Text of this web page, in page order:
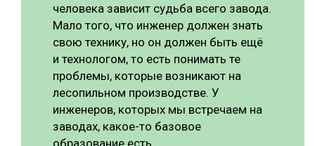
человека зависит судьба всего завода.
Мало того, что инженер должен знать
свою технику, но он должен быть ещё
и технологом, то есть понимать те
проблемы, которые возникают на
лесопильном производстве. У
инженеров, которых мы встречаем на
заводах, какое-то базовое
образование есть.